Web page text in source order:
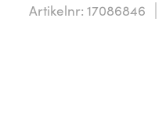
Artikelnr: 17086846